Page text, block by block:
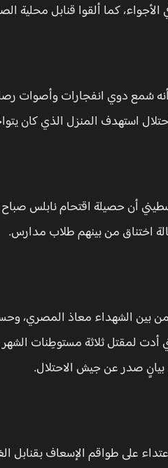
الأجواء، كما ألقوا قنابل محلية
سُمع دوي انفجارات وأصوات
استهدف المنزل الذي كان
بين الشهداء معاذ المصري،
أدت لمقتل ثلاثة مستوطِنات
صدر عن جيش الاحتلال.
على طواقم الإسعاف بقنابل